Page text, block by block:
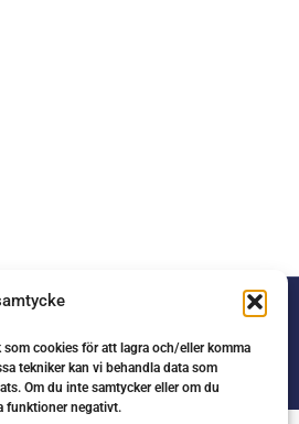
cookies för att lagra och/eller komma
tekniker kan vi behandla data som
Om du inte samtycker eller om du
funktioner negativt.